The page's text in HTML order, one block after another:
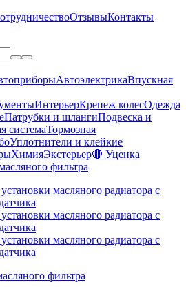
ОтзывыКонтакты
АвтоэлектрикаВпускная
ИнтерьерКрепеж колесОдежда
Патрубки и шлангиПодвеска и
системаТормозная
Уплотнители и клейкие
ХимияЭкстерьер🔴 Уценка
фильтра
фильтра